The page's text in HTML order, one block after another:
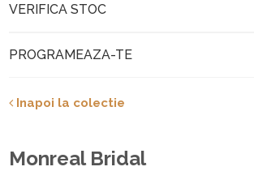
VERIFICA STOC
PROGRAMEAZA-TE
Inapoi la colectie
Monreal Bridal